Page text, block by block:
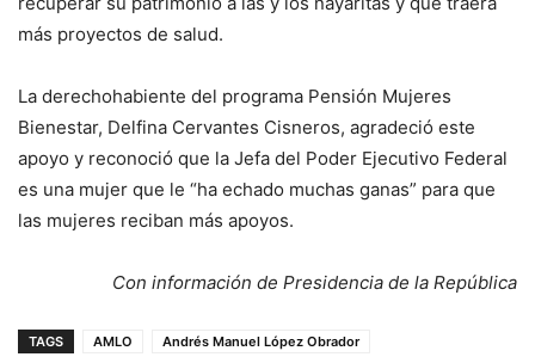
más proyectos de salud.
La derechohabiente del programa Pensión Mujeres
Bienestar, Delfina Cervantes Cisneros, agradeció este
apoyo y reconoció que la Jefa del Poder Ejecutivo Federal
es una mujer que le “ha echado muchas ganas” para que
las mujeres reciban más apoyos.
Con información de Presidencia de la República
TAGS AMLO
Andrés Manuel López Obrador